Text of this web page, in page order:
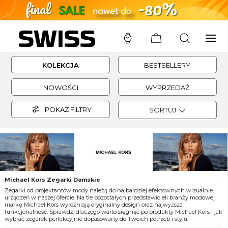
SWISS / ZEGARKI DAMSKIE MICHAEL KORS
KOLEKCJA BESTSELLERY
NOWOŚCI WYPRZEDAŻ
POKAŻ FILTRY SORTUJ
Michael Kors Zegarki Damskie
Zegarki od projektantów mody należą do najbardziej efektownych wizualnie
urządzeń w naszej ofercie. Na tle pozostałych przedstawicieli branży modowej
markę Michael Kors wyróżniają oryginalny design oraz najwyższa
funkcjonalność. Sprawdź, dlaczego warto sięgnąć po produkty Michael Kors i jak
wybrać zegarek perfekcyjnie dopasowany do Twoich potrzeb i stylu.